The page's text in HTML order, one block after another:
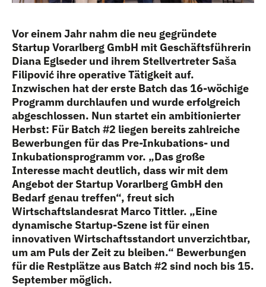
Vor einem Jahr nahm die neu gegründete
Startup Vorarlberg GmbH mit Geschäftsführerin
Diana Eglseder und ihrem Stellvertreter Saša
Filipović ihre operative Tätigkeit auf.
Inzwischen hat der erste Batch das 16-wöchige
Programm durchlaufen und wurde erfolgreich
abgeschlossen. Nun startet ein ambitionierter
Herbst: Für Batch #2 liegen bereits zahlreiche
Bewerbungen für das Pre-Inkubations- und
Inkubationsprogramm vor. „Das große
Interesse macht deutlich, dass wir mit dem
Angebot der Startup Vorarlberg GmbH den
Bedarf genau treffen“, freut sich
Wirtschaftslandesrat Marco Tittler. „Eine
dynamische Startup-Szene ist für einen
innovativen Wirtschaftsstandort unverzichtbar,
um am Puls der Zeit zu bleiben.“ Bewerbungen
für die Restplätze aus Batch #2 sind noch bis 15.
September möglich.